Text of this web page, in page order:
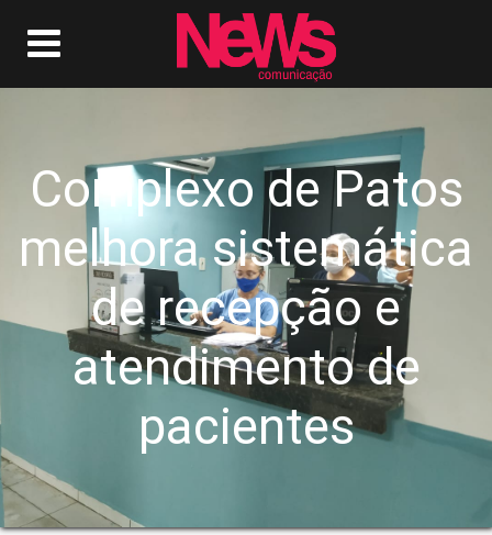
Complexo de Patos
melhora sistemática
de recepção e
atendimento de
pacientes